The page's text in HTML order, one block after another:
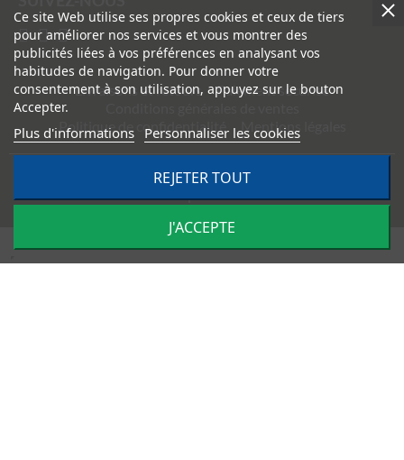
Livraisons et retours
Paiement sécurisé
Politique de confidentialité
Mentions légales
TRACTO PIÈCES - Conception & réalisation :
Impulsion
Ce site Web utilise ses propres cookies et ceux de tiers
pour améliorer nos services et vous montrer des
publicités liées à vos préférences en analysant vos
habitudes de navigation. Pour donner votre
consentement à son utilisation, appuyez sur le bouton
Accepter.
Plus d'informations Personnaliser les cookies
REJETER TOUT
J'ACCEPTE